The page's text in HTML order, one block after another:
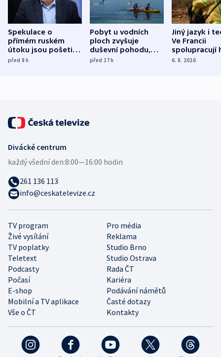
Spekulace o
přímém ruském
útoku jsou pošetilé,
míní estonský
před 8h
Pobyt u vodních
ploch zvyšuje
duševní pohodu,
ukázala
před 17h
Jiný jazyk i
Ve Francii
spolupracují
různých zemí
6. 8. 2026
TV program
Pro média
Živé vysílání
Reklama
TV poplatky
Studio Brno
Teletext
Studio Ostrava
Podcasty
Rada ČT
Počasí
Kariéra
E-shop
Podávání námětů
Mobilní a TV aplikace
Časté dotazy
Vše o ČT
Kontakty
Divácké centrum
každý všední den:8:00—16:00 hodin
261 136 113
info@ceskatelevize.cz